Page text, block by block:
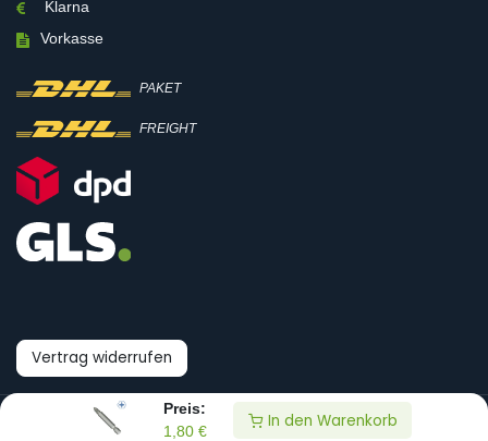
Preis:
1,80€
In den Warenkorb
Klarna
Vorkasse
PAKET
FREIGHT
Vertrag widerrufen
© Boni-Shop GmbH